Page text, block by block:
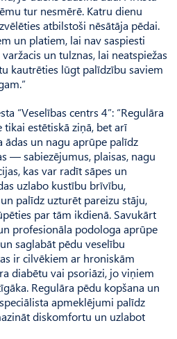
tur nesmērē. Katru dienu
atbilstoši nēsātāja pēdai.
un platiem, lai nav saspiesti
un tulznas, lai neatspiežas
kautrēties lūgt palīdzību saviem
“Veselības centrs 4”: “Regulāra
estētiskā ziņā, bet arī
ādas un nagu aprūpe palīdz
— sabiezējumus, plaisas, nagu
kas var radīt sāpes un
uzlabo kustību brīvību,
palīdz uzturēt pareizu stāju,
par tām ikdienā. Savukārt
profesionāla podologa aprūpe
saglabāt pēdu veselību
ir cilvēkiem ar hroniskām
diabētu vai psoriāzi, jo viņiem
Regulāra pēdu kopšana un
apmeklējumi palīdz
diskomfortu un uzlabot